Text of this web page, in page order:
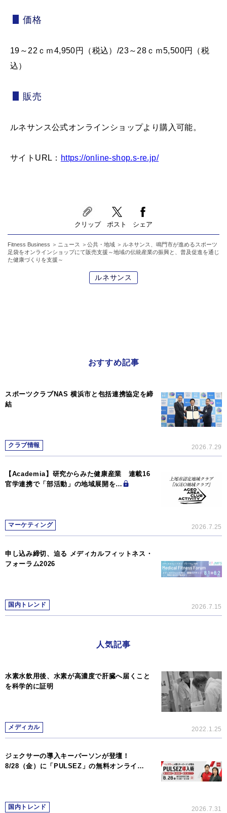
価格
19～22ｃｍ4,950円（税込）/23～28ｃｍ5,500円（税
込）
販売
ルネサンス公式オンラインショップより購入可能。
サイトURL： https://online-shop.s-re.jp/
クリップ ポスト シェア
Fitness Business ニュース 公共・地域
ルネサンス、鳴門市が進めるスポーツ
足袋をオンラインショップにて販売支援～地域の伝統産業の振興と、普及促進を通じ
た健康づくりを支援～
ルネサンス
おすすめ記事
スポーツクラブNAS 横浜市と包括連携協定を締
結
クラブ情報 2026.7.29
【Academia】研究からみた健康産業 連載16
官学連携で「部活動」の地域展開を…
マーケティング 2026.7.25
申し込み締切、迫る メディカルフィットネス・
フォーラム2026
国内トレンド 2026.7.15
人気記事
水素水飲用後、水素が高濃度で肝臓へ届くこと
を科学的に証明
メディカル 2022.1.25
ジェクサーの導入キーパーソンが登壇！
8/28（金）に「PULSEZ」の無料オンライ…
国内トレンド 2026.7.31